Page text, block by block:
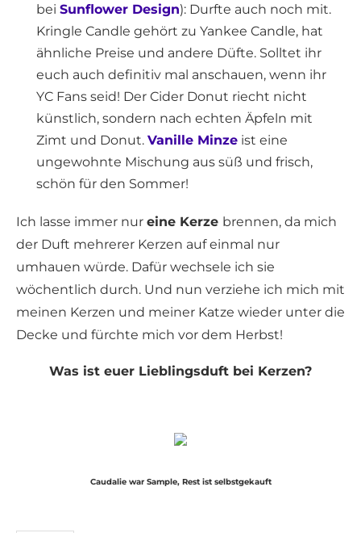
bei Sunflower Design): Durfte auch noch mit.
Kringle Candle gehört zu Yankee Candle, hat
ähnliche Preise und andere Düfte. Solltet ihr
euch auch definitiv mal anschauen, wenn ihr
YC Fans seid! Der Cider Donut riecht nicht
künstlich, sondern nach echten Äpfeln mit
Zimt und Donut. Vanille Minze ist eine
ungewohnte Mischung aus süß und frisch,
schön für den Sommer!
Ich lasse immer nur eine Kerze brennen, da mich
der Duft mehrerer Kerzen auf einmal nur
umhauen würde. Dafür wechsele ich sie
wöchentlich durch. Und nun verziehe ich mich mit
meinen Kerzen und meiner Katze wieder unter die
Decke und fürchte mich vor dem Herbst!
Was ist euer Lieblingsduft bei Kerzen?
Caudalie war Sample, Rest ist selbstgekauft